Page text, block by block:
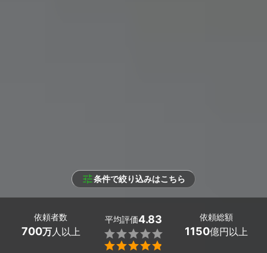
条件で絞り込みはこちら
依頼者数
700万人以上
平均評価4.83


依頼総額
1150億円以上